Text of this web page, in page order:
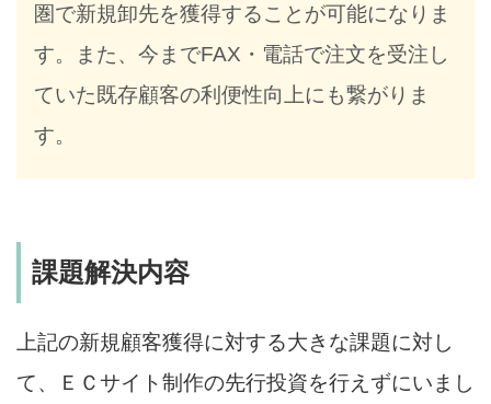
圏で新規卸先を獲得することが可能になりま
す。また、今までFAX・電話で注文を受注し
ていた既存顧客の利便性向上にも繋がりま
す。
課題解決内容
上記の新規顧客獲得に対する大きな課題に対し
て、ＥＣサイト制作の先行投資を行えずにいまし